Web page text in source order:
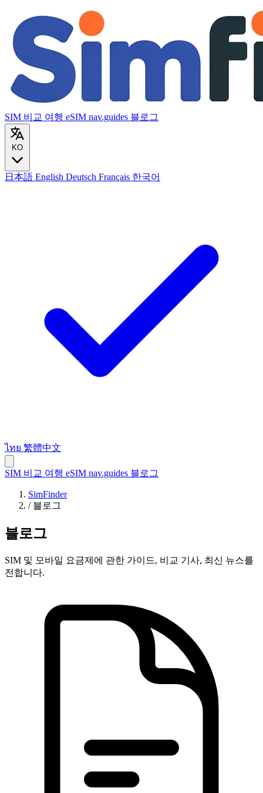
SIM 비교 여행 eSIM nav.guides 블로그
KO
日本語 English Deutsch Français 한국어
ไทย 繁體中文
SIM 비교 여행 eSIM nav.guides 블로그
SimFinder
/ 블로그
블로그
SIM 및 모바일 요금제에 관한 가이드, 비교 기사, 최신 뉴스를
전합니다.